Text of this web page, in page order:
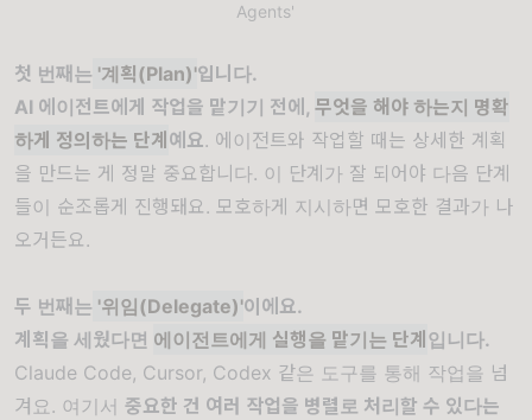
Agents'
첫 번째는 '계획(Plan)'입니다.
AI 에이전트에게 작업을 맡기기 전에, 무엇을 해야 하는지 명확
하게 정의 하는 단계 예요. 에이전트와 작업할 때는 상세한 계획
을 만드는 게 정말 중요합니다. 이 단계가 잘 되어야 다음 단계
들이 순조롭게 진행돼요. 모호하게 지시하면 모호한 결과가 나
오거든요.
두 번째는 '위임(Delegate)'이에요.
계획을 세웠다면 에이전트에게 실행을 맡기는 단계 입니다.
Claude Code, Cursor, Codex 같은 도구를 통해 작업을 넘
겨요. 여기서 중요한 건 여러 작업을 병렬로 처리할 수 있다는